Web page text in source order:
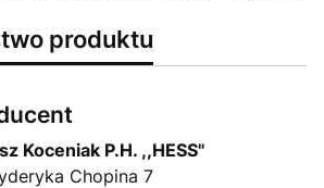
produktu
Koceniak P.H. ,,HESS"
Chopina 7